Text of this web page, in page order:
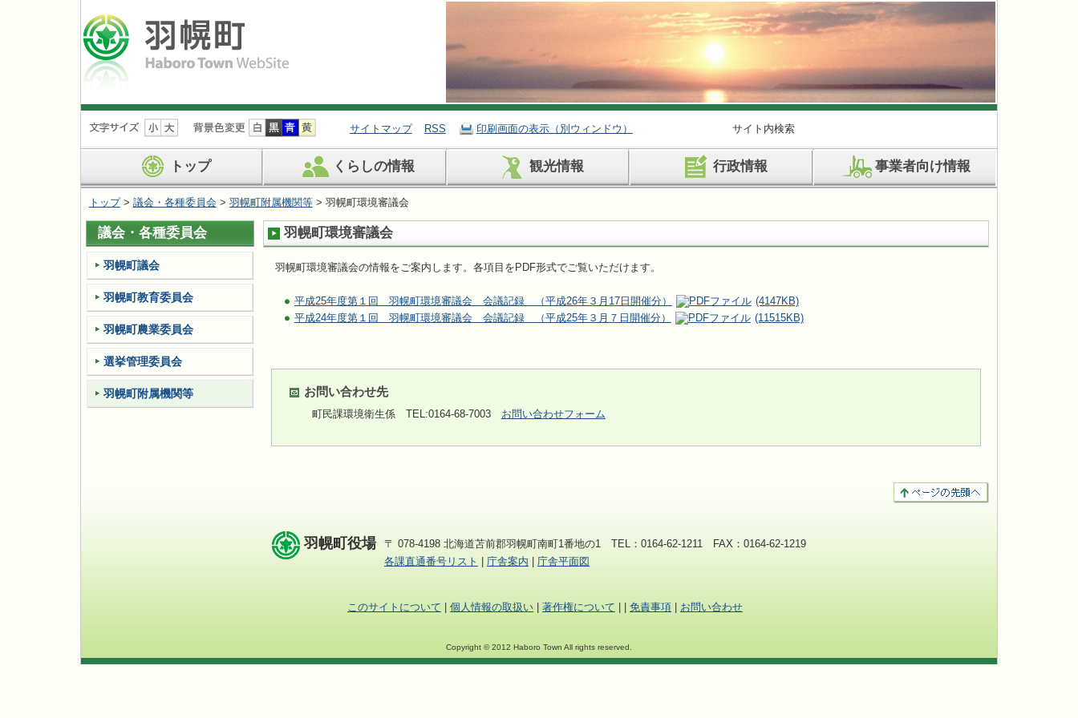
ナ
ビ
ョ
ン
を
飛
ば
す
サイトマップ RSS 印刷画面の表示（別ウィンドウ） サイト内検索
トップ くらしの情報 観光情報 行政情報 事業者向け情報
トップ> 議会・各種委員会 > 羽幌町附属機関等> 羽幌町環境審議会
羽幌町環境審議会
羽幌町環境審議会の情報をご案内します。各項目をPDF形式でご覧いただけます。
平成25年度第１回 羽幌町環境審議会 会議記録 （平成26年３月17日開催分）
(4147KB)
平成24年度第１回 羽幌町環境審議会 会議記録 （平成25年３月７日開催分）
(11515KB)
お問い合わせ先
町民課環境衛生係TEL:0164-68-7003 お問い合わせフォーム
議会・各種委員会
羽幌町議会
羽幌町教育委員会
羽幌町農業委員会
選挙管理委員会
羽幌町附属機関等
羽幌町役場
〒 078-4198 北海道苫前郡羽幌町南町1番地の1 TEL：0164-62-1211 FAX：0164-62-1219
各課直通番号リスト
庁舎案内 庁舎平面図
このサイトについて 個人情報の取扱い| 著作権について 免責事項| お問い合わせ
Copyright © 2012 Haboro Town All rights reserved.